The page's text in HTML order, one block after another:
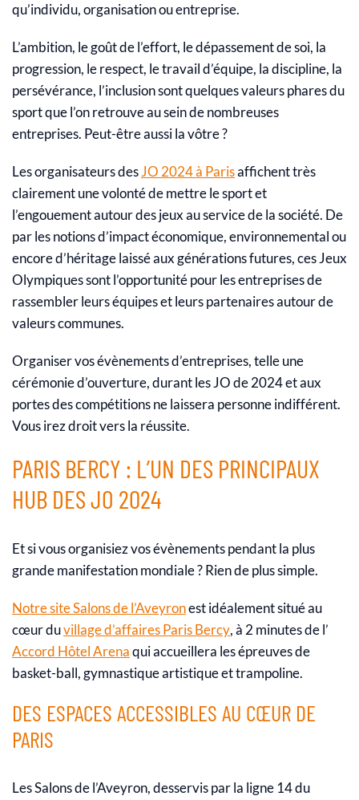
qu’individu, organisation ou entreprise.
L’ambition, le goût de l’effort, le dépassement de soi, la
progression, le respect, le travail d’équipe, la discipline, la
persévérance, l’inclusion sont quelques valeurs phares du
sport que l’on retrouve au sein de nombreuses
entreprises. Peut-être aussi la vôtre ?
Les organisateurs desJO 2024 à Parisaffichent très
clairement une volonté de mettre le sport et
l’engouement autour des jeux au service de la société. De
par les notions d’impact économique, environnemental ou
encore d’héritage laissé aux générations futures, ces Jeux
Olympiques sont l’opportunité pour les entreprises de
rassembler leurs équipes et leurs partenaires autour de
valeurs communes.
Organiser vos évènements d’entreprises, telle une
cérémonie d’ouverture, durant les JO de 2024 et aux
portes des compétitions ne laissera personne indifférent.
Vous irez droit vers la réussite.
PARIS BERCY : L’UN DES PRINCIPAUX
HUB DES JO 2024
Et si vous organisiez vos évènements pendant la plus
grande manifestation mondiale ? Rien de plus simple.
Notre site Salons de l’Aveyronest idéalement situé au
cœur duvillage d’affaires Paris Bercy, à 2 minutes de l’
Accord Hôtel Arenaqui accueillera les épreuves de
basket-ball, gymnastique artistique et trampoline.
DES ESPACES ACCESSIBLES AU CŒUR DE
PARIS
Les Salons de l’Aveyron, desservis par la ligne 14 du